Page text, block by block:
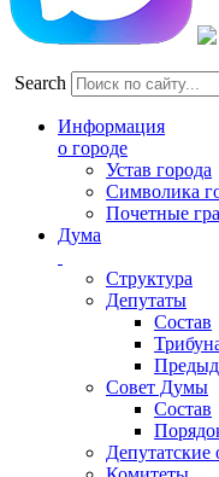
Search
Информация
о городе
Устав города
Символика
Почетные
Дума
Структура
Депутаты
Состав
Совет Думы
Состав
Депутатские